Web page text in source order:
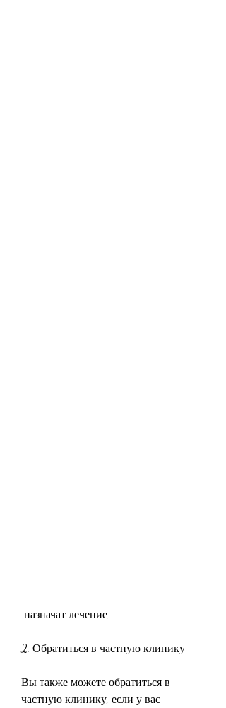
назначат лечение.
2. Обратиться в частную клинику
Вы также можете обратиться в
частную клинику, если у вас